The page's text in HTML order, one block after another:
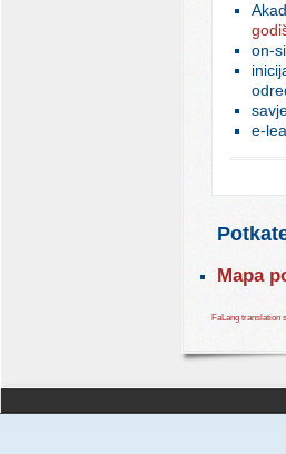
on-
e-
Mapa
FaLang translation